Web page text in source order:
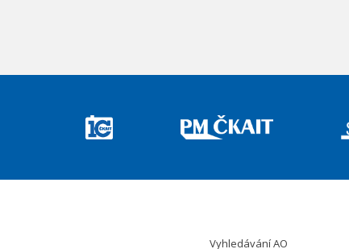
Vyhledávání AO